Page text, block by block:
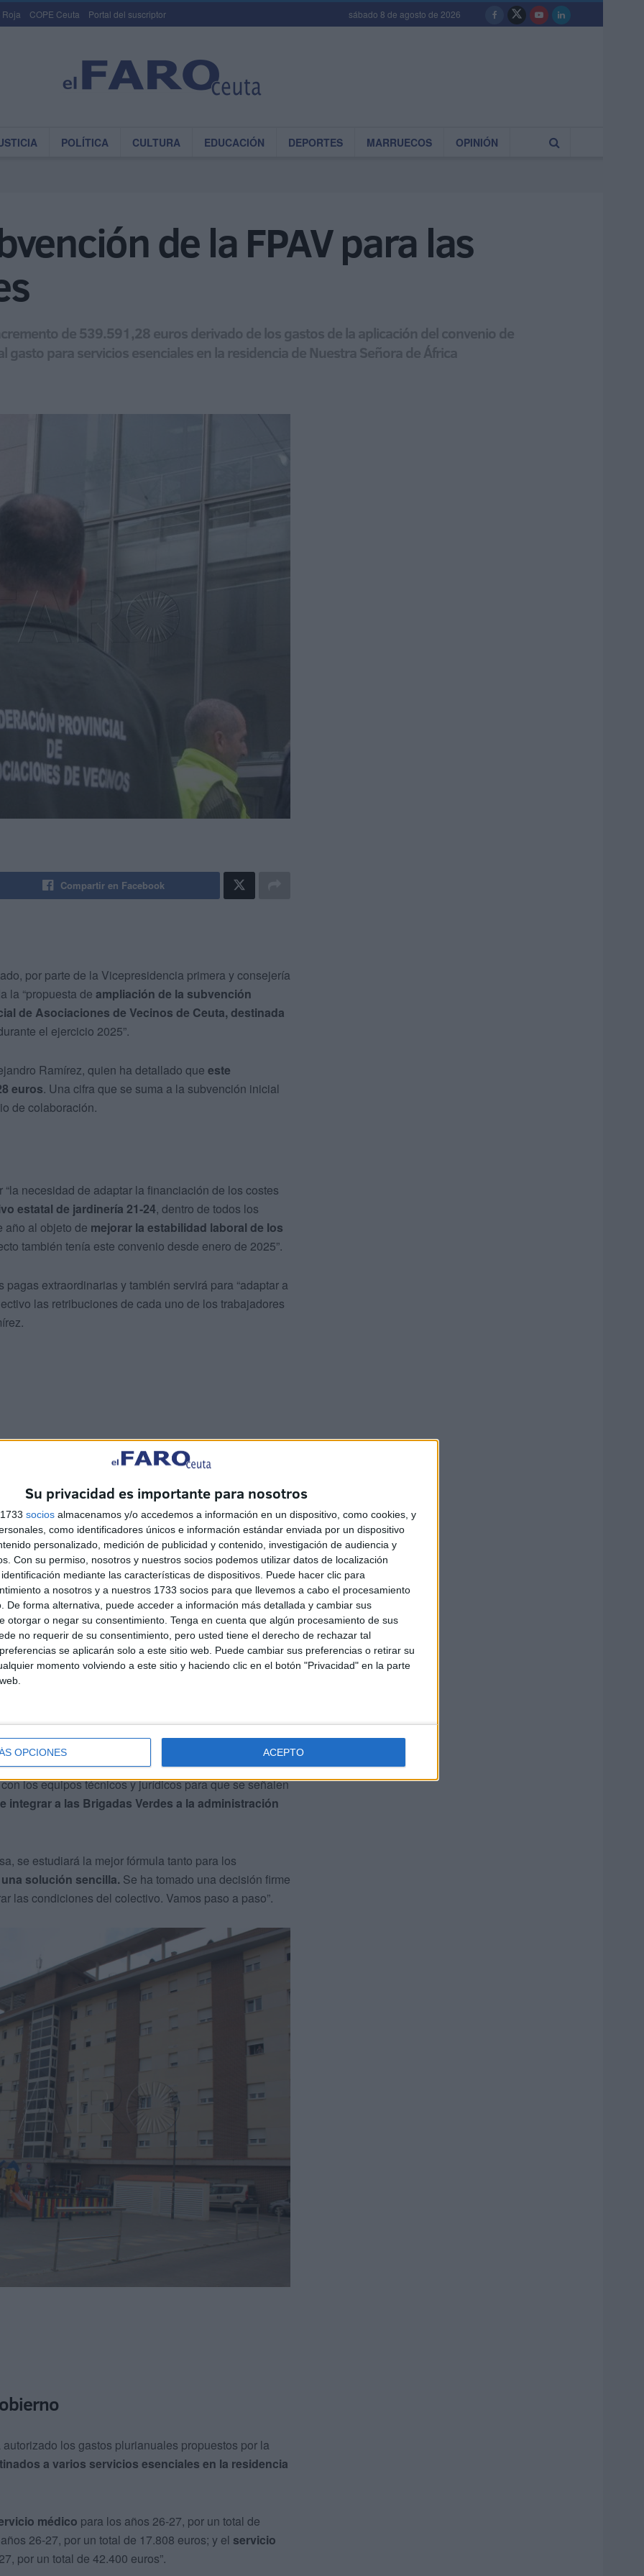
Su privacidad es importante para nosotros
socios almacenamos y/o accedemos a información en un dispositivo, como cookies, y
como identificadores únicos e información estándar enviada por un dispositivo
personalizado, medición de publicidad y contenido, investigación de audiencia y
Con su permiso, nosotros y nuestros socios podemos utilizar datos de localización
mediante las características de dispositivos. Puede hacer clic para
a nosotros y a nuestros 1733 socios para que llevemos a cabo el procesamiento
De forma alternativa, puede acceder a información más detallada y cambiar sus
otorgar o negar su consentimiento. Tenga en cuenta que algún procesamiento de sus
no requerir de su consentimiento, pero usted tiene el derecho de rechazar tal
se aplicarán solo a este sitio web. Puede cambiar sus preferencias o retirar su
momento volviendo a este sitio y haciendo clic en el botón "Privacidad" en la parte
OPCIONES ACEPTO
Roja COPE Ceuta Portal del suscriptor sábado 8 de agosto de 2026
POLÍTICA CULTURA EDUCACIÓN DEPORTES MARRUECOS OPINIÓN
de la FPAV para las
de 539.591,28 euros derivado de los gastos de la aplicación del convenio de
gasto para servicios esenciales en la residencia de Nuestra Señora de África
Compartir en Facebook
por parte de la Vicepresidencia primera y consejería
la “propuesta de ampliación de la subvención
de Asociaciones de Vecinos de Ceuta, destinada
el ejercicio 2025”.
Ramírez, quien ha detallado que este
euros. Una cifra que se suma a la subvención inicial
de colaboración.
necesidad de adaptar la financiación de los costes
estatal de jardinería 21-24, dentro de todos los
año al objeto de mejorar la estabilidad laboral de los
también tenía este convenio desde enero de 2025”.
extraordinarias y también servirá para “adaptar a
las retribuciones de cada uno de los trabajadores
en este ejercicio, desde el punto de vista
de las Brigadas Verdes con todos los
Verdes
de las Brigadas Verdes en algunasociedad
que nos marcamos”, como la mejora de la
actual.
que hacían, así como la aplicación del convenio de
los equipos técnicos y jurídicos para que se señalen
a las Brigadas Verdes a la administración
se estudiará la mejor fórmula tanto para los
solución sencilla. Se ha tomado una decisión firme
las condiciones del colectivo. Vamos paso a paso”.
los gastos plurianuales propuestos por la
a varios servicios esenciales en la residencia
médico para los años 26-27, por un total de
26-27, por un total de 17.808 euros; y el servicio
por un total de 42.400 euros”.